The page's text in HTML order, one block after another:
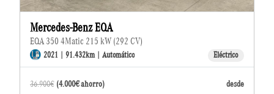
Mercedes-Benz EQA
EQA 350 4Matic 215 kW (292 CV)
2021 | 91.432km | Automático Eléctrico
36.900€ (4.000€ ahorro) desde